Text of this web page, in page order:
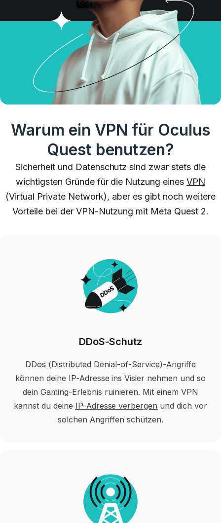
Warum ein VPN für Oculus
Quest benutzen?
Sicherheit und Datenschutz sind zwar stets die
wichtigsten Gründe für die Nutzung einesVPN
(Virtual Private Network), aber es gibt noch weitere
Vorteile bei der VPN-Nutzung mit Meta Quest 2.
DDoS-Schutz
DDos (Distributed Denial-of-Service)-Angriffe
können deine IP-Adresse ins Visier nehmen und so
dein Gaming-Erlebnis ruinieren. Mit einem VPN
kannst du deine IP-Adresse verbergen und dich vor
solchen Angriffen schützen.